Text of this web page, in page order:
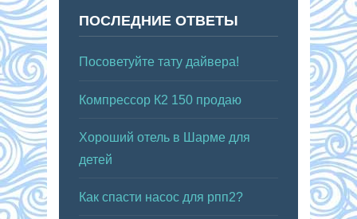
ПОСЛЕДНИЕ ОТВЕТЫ
Посоветуйте тату дайвера!
Компрессор К2 150 продаю
Хороший отель в Шарме для
детей
Как спасти насос для рпп2?